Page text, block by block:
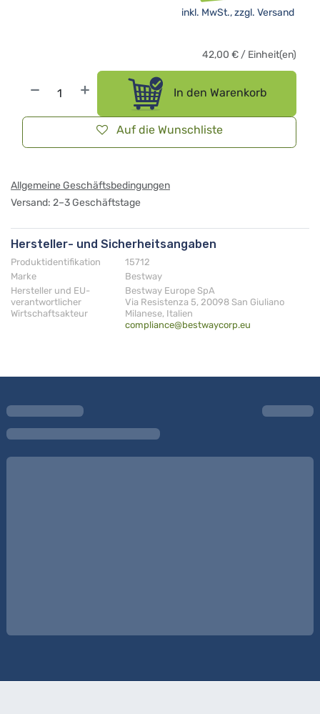
In den Warenkorb
Auf die Wunschliste
inkl. MwSt., zzgl. Versand
42,00 €/ Einheit(en)
Allgemeine Geschäftsbedingungen
Versand: 2–3 Geschäftstage
Hersteller- und Sicherheitsangaben
Produktidentifikation
15712
Marke
Bestway
Hersteller und EU-
verantwortlicher
Wirtschaftsakteur
Bestway Europe SpA
Via Resistenza 5, 20098 San Giuliano
Milanese, Italien
compliance@bestwaycorp.eu